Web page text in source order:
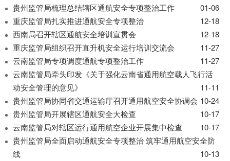
贵州监管局梳理总结辖区通航安全专项整治工作
01-06
重庆监管局扎实推进通航安全专项整治
12-18
西南局召开辖区通航安全培训宣贯会
12-18
重庆监管局组织召开直升机安全运行培训交流会
11-27
云南监管局专项调度通航专项整治工作
11-27
云南监管局牵头印发《关于强化云南省通用航空载人飞行活
动安全管理的意见》
11-11
贵州监管局协同省交通运输厅召开通用航空安全协调会 10-24
贵州监管局开展辖区通航安全大检查
10-17
云南监管局对辖区运行通用航空企业开展集中检查
10-17
贵州监管局全面启动通航安全专项整治 筑牢通用航空安全防
线
10-13